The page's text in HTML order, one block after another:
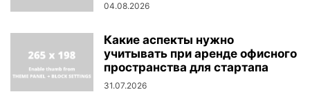
04.08.2026
Какие аспекты нужно
учитывать при аренде офисного
пространства для стартапа
31.07.2026